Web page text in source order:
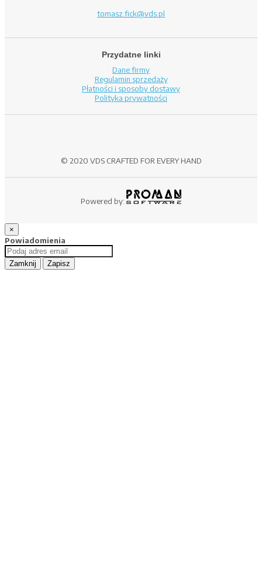
tomasz.fick@vds.pl
Przydatne linki
Dane firmy
Regulamin sprzedaży
Płatności i sposoby dostawy
Polityka prywatności
© 2020 VDS CRAFTED FOR EVERY HAND
Powered by:
×
Powiadomienia
Zamknij Zapisz